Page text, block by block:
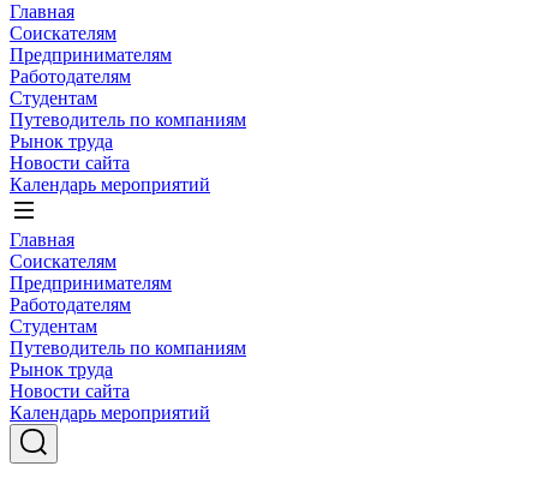
Главная
Соискателям
Предпринимателям
Работодателям
Студентам
Путеводитель по компаниям
Рынок труда
Новости сайта
Календарь мероприятий
Главная
Соискателям
Предпринимателям
Работодателям
Студентам
Путеводитель по компаниям
Рынок труда
Новости сайта
Календарь мероприятий